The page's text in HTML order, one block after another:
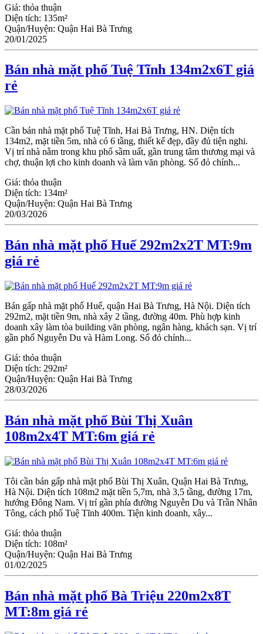
Giá: thỏa thuận
Diện tích: 135m²
Quận/Huyện: Quận Hai Bà Trưng
20/01/2025
Bán nhà mặt phố Tuệ Tĩnh 134m2x6T giá
rẻ
Cần bán nhà mặt phố Tuệ Tĩnh, Hai Bà Trưng, HN. Diện tích
134m2, mặt tiền 5m, nhà có 6 tầng, thiết kế đẹp, đầy đủ tiện nghi.
Vị trí nhà nằm trong khu phố sầm uất, gần trung tâm thương mại và
chợ, thuận lợi cho kinh doanh và làm văn phòng. Sổ đỏ chính...
Giá: thỏa thuận
Diện tích: 134m²
Quận/Huyện: Quận Hai Bà Trưng
20/03/2026
Bán nhà mặt phố Huế 292m2x2T MT:9m
giá rẻ
Bán gấp nhà mặt phố Huế, quận Hai Bà Trưng, Hà Nội. Diện tích
292m2, mặt tiền 9m, nhà xây 2 tầng, đường 40m. Phù hợp kinh
doanh xây làm tòa building văn phòng, ngân hàng, khách sạn. Vị trí
gần phố Nguyễn Du và Hàm Long. Sổ đỏ chính...
Giá: thỏa thuận
Diện tích: 292m²
Quận/Huyện: Quận Hai Bà Trưng
28/03/2026
Bán nhà mặt phố Bùi Thị Xuân
108m2x4T MT:6m giá rẻ
Tôi cần bán gấp nhà mặt phố Bùi Thị Xuân, Quận Hai Bà Trưng,
Hà Nội. Diện tích 108m2 mặt tiền 5,7m, nhà 3,5 tầng, đường 17m,
hướng Đông Nam. Vị trí gần phía đường Nguyễn Du và Trần Nhân
Tông, cách phố Tuệ Tĩnh 400m. Tiện kinh doanh, xây...
Giá: thỏa thuận
Diện tích: 108m²
Quận/Huyện: Quận Hai Bà Trưng
01/02/2025
Bán nhà mặt phố Bà Triệu 220m2x8T
MT:8m giá rẻ